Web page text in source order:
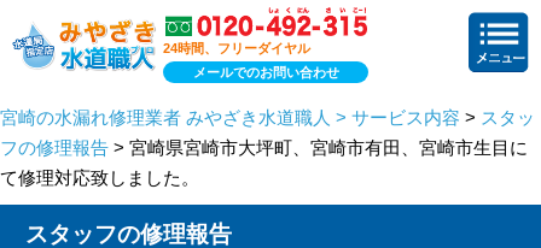
24時間、フリーダイヤル
メールでのお問い合わせ
宮崎の水漏れ修理業者 みやざき水道職人 > サービス内容 > スタッ
フの修理報告 > 宮崎県宮崎市大坪町、宮崎市有田、宮崎市生目に
て修理対応致しました。
スタッフの修理報告